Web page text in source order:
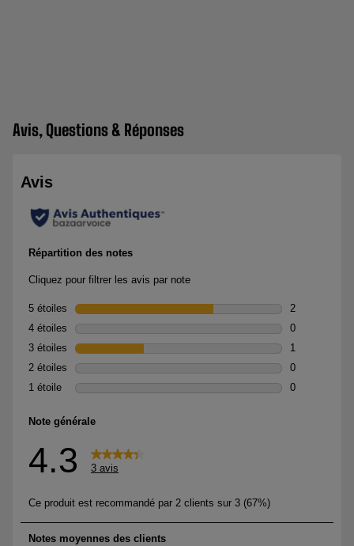
Avis, Questions & Réponses